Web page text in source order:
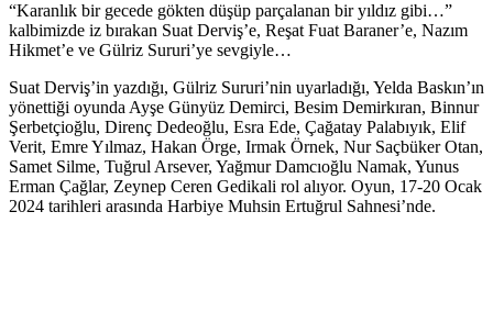
“Karanlık bir gecede gökten düşüp parçalanan bir yıldız gibi…”
kalbimizde iz bırakan Suat Derviş’e, Reşat Fuat Baraner’e, Nazım
Hikmet’e ve Gülriz Sururi’ye sevgiyle…
Suat Derviş’in yazdığı, Gülriz Sururi’nin uyarladığı, Yelda Baskın’ın
yönettiği oyunda Ayşe Günyüz Demirci, Besim Demirkıran, Binnur
Şerbetçioğlu, Direnç Dedeoğlu, Esra Ede, Çağatay Palabıyık, Elif
Verit, Emre Yılmaz, Hakan Örge, Irmak Örnek, Nur Saçbüker Otan,
Samet Silme, Tuğrul Arsever, Yağmur Damcıoğlu Namak, Yunus
Erman Çağlar, Zeynep Ceren Gedikali rol alıyor. Oyun, 17-20 Ocak
2024 tarihleri arasında Harbiye Muhsin Ertuğrul Sahnesi’nde.